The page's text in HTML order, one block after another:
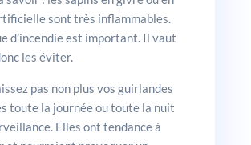
sont très inflammables.
d’incendie est important. Il vaut
les éviter.
pas non plus vos guirlandes
toute la journée ou toute la nuit
Elles ont tendance à